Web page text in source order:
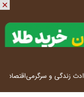
زندگی و سرگرمیاقتصاد